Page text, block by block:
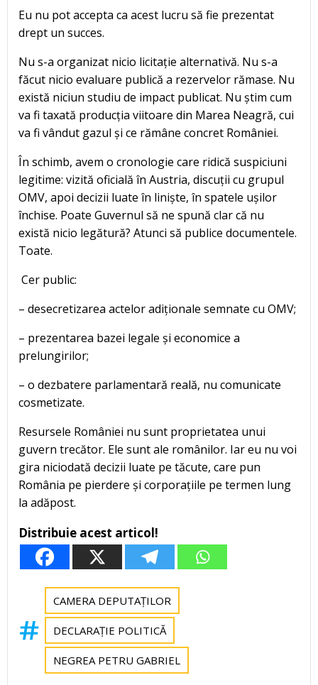
Eu nu pot accepta ca acest lucru să fie prezentat
drept un succes.
Nu s-a organizat nicio licitație alternativă. Nu s-a
făcut nicio evaluare publică a rezervelor rămase. Nu
există niciun studiu de impact publicat. Nu știm cum
va fi taxată producția viitoare din Marea Neagră, cui
va fi vândut gazul și ce rămâne concret României.
În schimb, avem o cronologie care ridică suspiciuni
legitime: vizită oficială în Austria, discuții cu grupul
OMV, apoi decizii luate în liniște, în spatele ușilor
închise. Poate Guvernul să ne spună clar că nu
există nicio legătură? Atunci să publice documentele.
Toate.
Cer public:
– desecretizarea actelor adiționale semnate cu OMV;
– prezentarea bazei legale și economice a
prelungirilor;
– o dezbatere parlamentară reală, nu comunicate
cosmetizate.
Resursele României nu sunt proprietatea unui
guvern trecător. Ele sunt ale românilor. Iar eu nu voi
gira niciodată decizii luate pe tăcute, care pun
România pe pierdere și corporațiile pe termen lung
la adăpost.
Distribuie acest articol!
CAMERA DEPUTAȚILOR
DECLARAȚIE POLITICĂ
NEGREA PETRU GABRIEL